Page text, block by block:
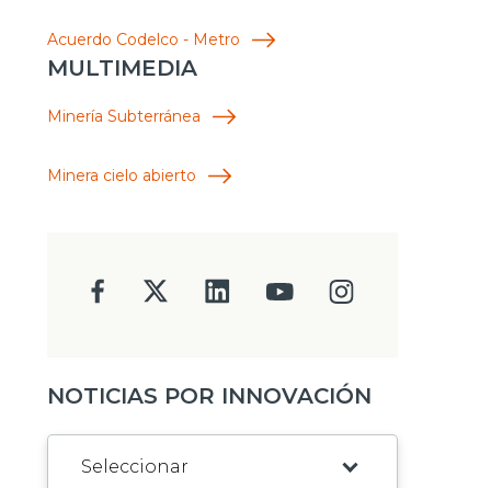
Acuerdo Codelco - Metro
MULTIMEDIA
Minería Subterránea
Minera cielo abierto
NOTICIAS POR INNOVACIÓN